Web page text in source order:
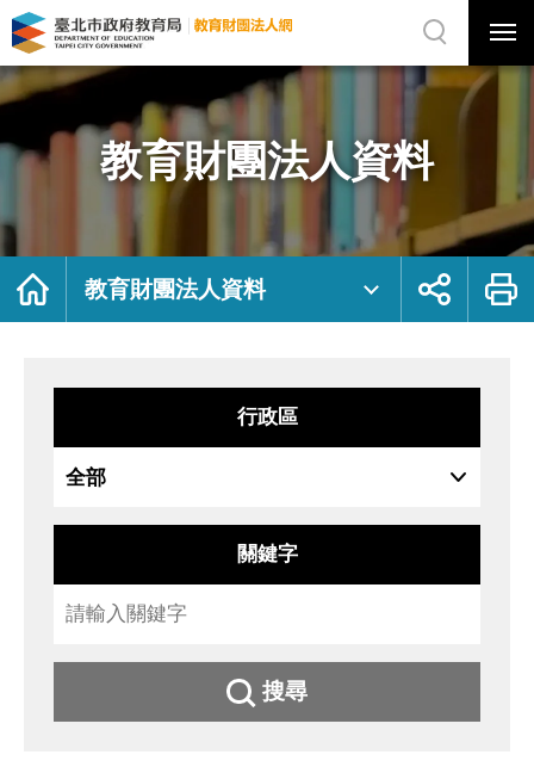
教
育
團
資
料
府
局
法
網
站
選
選
單
關
網
站
尋
教育財團法人資料
首
教育財團法人資料
展
鈕
列
行政區
關鍵字
搜尋